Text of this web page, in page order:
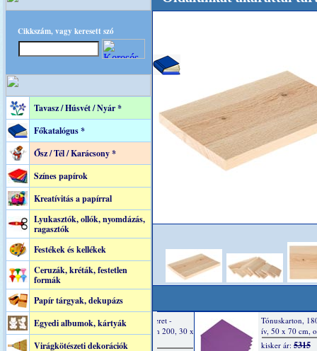
Cikkszám, vagy keresett szó
Tavasz / Húsvét / Nyár *
Főkatalógus *
Ősz / Tél / Karácsony *
Színes papírok
Kreatívitás a papírral
Lyukasztók, ollók, nyomdázás,
ragasztók
Festékek és kellékek
Ceruzák, kréták, festetlen
formák
Papír tárgyak, dekupázs
Egyedi albumok, kártyák
Virágkötészeti dekorációk